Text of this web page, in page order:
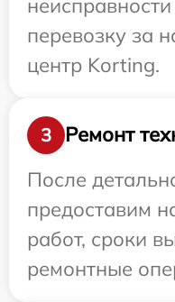
перевозку за
центр Korting.
3
Ремонт
После
предоставим
работ, сроки
ремонтные